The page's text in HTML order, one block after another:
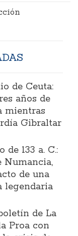
de Ceuta:
años de
mientras
Gibraltar
de 133 a. C.:
Numancia,
de una
legendaria
de La
Proa con